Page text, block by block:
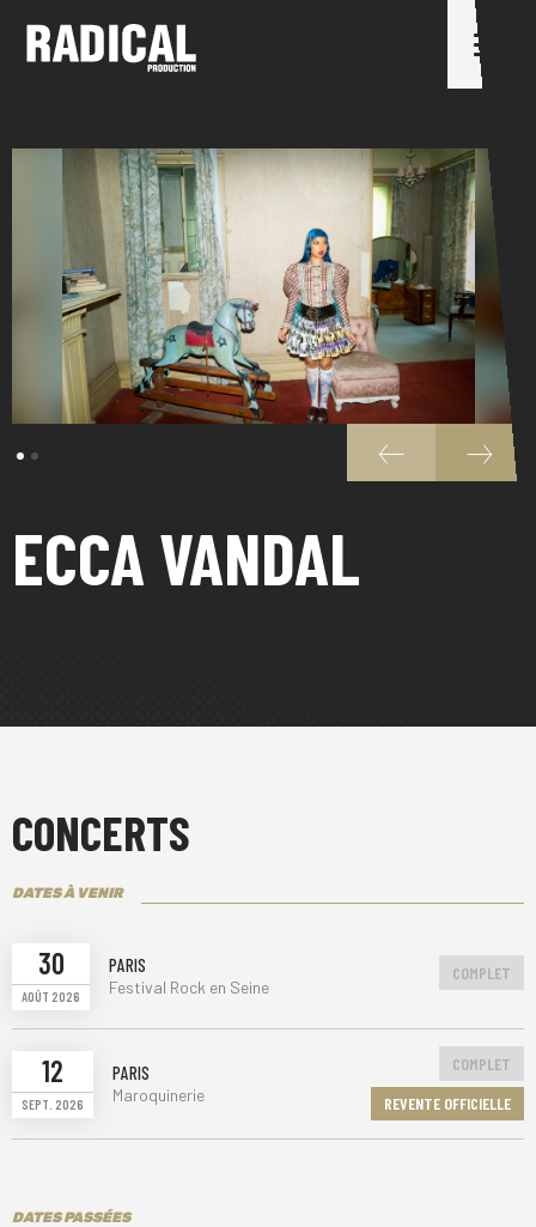
ECCA VANDAL
CONCERTS
DATES À VENIR
30
AOÛT 2026
PARIS
Festival Rock en Seine
COMPLET
12
SEPT. 2026
PARIS
Maroquinerie
COMPLET
REVENTE OFFICIELLE
DATES PASSÉES